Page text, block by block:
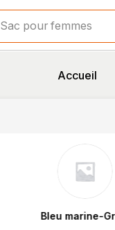
Sac scolaire
Accueil
Bleu marine-Grise